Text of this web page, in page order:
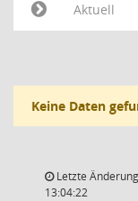
Aktuell
Keine Daten
Letzte
13:04:22